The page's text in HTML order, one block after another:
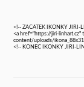
<!-- ZACATEK IKONKY JIRI-
<a href="https://jiri-linhart.cz"
content/uploads/
<!-- KONEC IKONKY JIRI-